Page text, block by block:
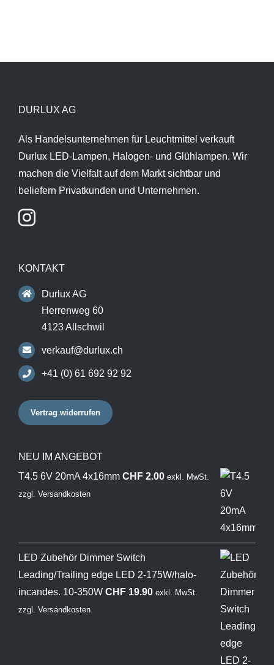
DURLUX AG
Als Handelsunternehmen für Leuchtmittel verkauft
Durlux LED-Lampen, Halogen- und Glühlampen. Wir
machen die Vielfalt auf dem Markt sichtbar und
beliefern Privatkunden und Unternehmen.
KONTAKT
Durlux AG
Herrenweg 60
4123 Allschwil
verkauf@durlux.ch
+41 (0) 61 692 92 92
Vertrag widerrufen
NEU IM ANGEBOT
T4.5 6V 20mA 4x16mm CHF2.00 exkl. MwSt.
zzgl. Versandkosten
LED Zubehör Dimmer Switch
Leading/Trailing edge LED 2-175W/halo-
incandes. 10-350W CHF19.90 exkl. MwSt.
zzgl. Versandkosten